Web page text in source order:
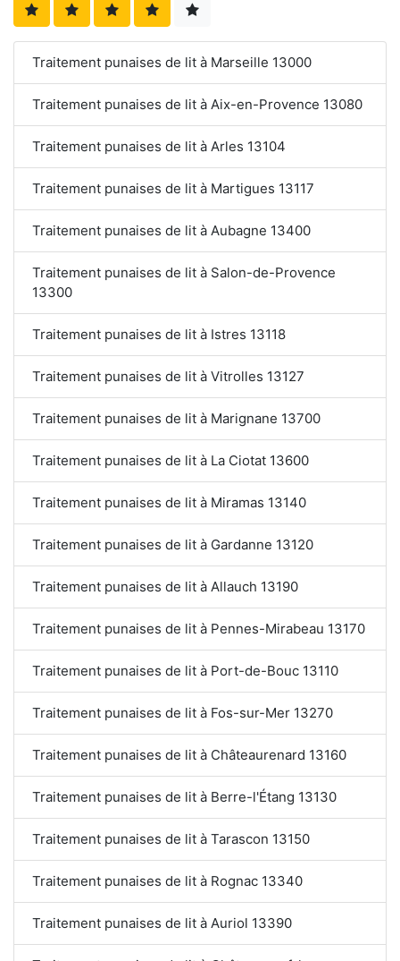
Traitement punaises de lit à Marseille 13000
Traitement punaises de lit à Aix-en-Provence 13080
Traitement punaises de lit à Arles 13104
Traitement punaises de lit à Martigues 13117
Traitement punaises de lit à Aubagne 13400
Traitement punaises de lit à Salon-de-Provence
13300
Traitement punaises de lit à Istres 13118
Traitement punaises de lit à Vitrolles 13127
Traitement punaises de lit à Marignane 13700
Traitement punaises de lit à La Ciotat 13600
Traitement punaises de lit à Miramas 13140
Traitement punaises de lit à Gardanne 13120
Traitement punaises de lit à Allauch 13190
Traitement punaises de lit à Pennes-Mirabeau 13170
Traitement punaises de lit à Port-de-Bouc 13110
Traitement punaises de lit à Fos-sur-Mer 13270
Traitement punaises de lit à Châteaurenard 13160
Traitement punaises de lit à Berre-l'Étang 13130
Traitement punaises de lit à Tarascon 13150
Traitement punaises de lit à Rognac 13340
Traitement punaises de lit à Auriol 13390